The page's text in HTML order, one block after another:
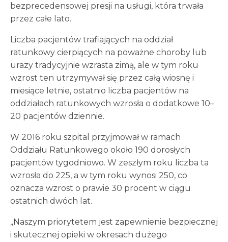
bezprecedensowej presji na usługi, która trwała
przez całe lato.
Liczba pacjentów trafiających na oddział
ratunkowy cierpiących na poważne choroby lub
urazy tradycyjnie wzrasta zimą, ale w tym roku
wzrost ten utrzymywał się przez całą wiosnę i
miesiące letnie, ostatnio liczba pacjentów na
oddziałach ratunkowych wzrosła o dodatkowe 10–
20 pacjentów dziennie.
W 2016 roku szpital przyjmował w ramach
Oddziału Ratunkowego około 190 dorosłych
pacjentów tygodniowo. W zeszłym roku liczba ta
wzrosła do 225, a w tym roku wynosi 250, co
oznacza wzrost o prawie 30 procent w ciągu
ostatnich dwóch lat.
„Naszym priorytetem jest zapewnienie bezpiecznej
i skutecznej opieki w okresach dużego